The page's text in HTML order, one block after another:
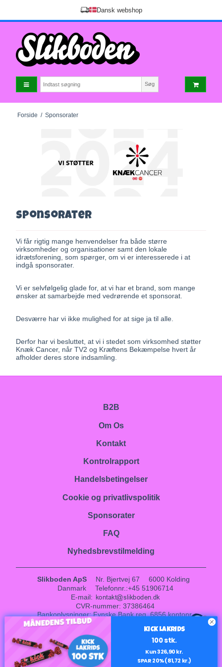
Dansk webshop
Søg
Forside / Sponsorater
Sponsorater
Vi får rigtig mange henvendelser fra både større
virksomheder og organisationer samt den lokale
idrætsforening, som spørger, om vi er interesserede i at
indgå sponsorater.
Vi er selvfølgelig glade for, at vi har et brand, som mange
ønsker at samarbejde med vedrørende et sponsorat.
Desværre har vi ikke mulighed for at sige ja til alle.
Derfor har vi besluttet, at vi i stedet som virksomhed støtter
Knæk Cancer, nårTV2 og Kræftens Bekæmpelse hvert år
afholder deres store indsamling.
B2B
Om Os
Kontakt
Kontrolrapport
Handelsbetingelser
Cookie og privatlivspolitik
Sponsorater
FAQ
Nyhedsbrevstilmelding
Slikboden ApS Nr. Bjertvej 67
6000 Kolding
Danmark
Telefonnr. :+45 51906714
E-mail:
CVR-nummer: 37386464
Bankoplysninger:Fynske Bank reg. 6856 kontonr.
Facebook
Instagram LinkedIn
1
KICK LAKRIDS
100 stk.
Kun 326,90 kr.
SPAR 20% (81,72 kr.)